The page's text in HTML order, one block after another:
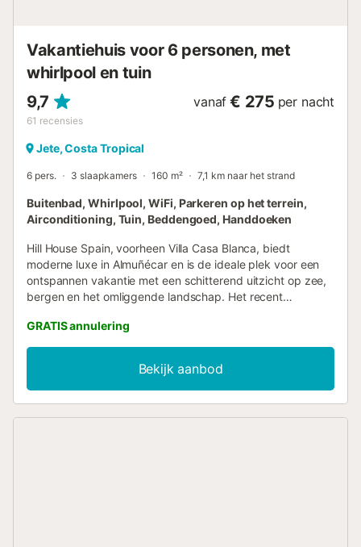
Vakantiehuis voor 6 personen, met
whirlpool en tuin
9,7
61 recensies
vanaf € 275 per nacht
Jete, Costa Tropical
6 pers. 3 slaapkamers 160 m² 7,1 km naar het strand
Buitenbad, Whirlpool, WiFi, Parkeren op het terrein,
Airconditioning, Tuin, Beddengoed, Handdoeken
Hill House Spain, voorheen Villa Casa Blanca, biedt
moderne luxe in Almuñécar en is de ideale plek voor een
ontspannen vakantie met een schitterend uitzicht op zee,
bergen en het omliggende landschap. Het recent
direct tot rust te laten komen. Het hoogtepunt van deze
accommodatie is het privé buitengedeelte met een infinity
pool (het hele jaar open), jacuzzi, tuin, tuinmeubilair, open
en overdekt terras, barbecue en een buitendouche. Het
dichtstbijzijnde restaurant ligt op 2,09 km, de
GRATIS annulering
Bekijk aanbod